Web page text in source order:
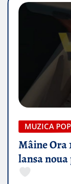
MUZICA
Mâine Ora
lansa noua